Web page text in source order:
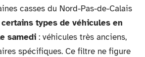
casses du Nord-Pas-de-Calais
types de véhicules en
samedi : véhicules très anciens,
spécifiques. Ce filtre ne figure